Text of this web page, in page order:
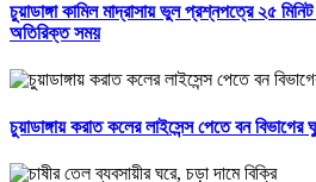
চুয়াডাঙ্গা কামিল মাদ্রাসায় ভুল প্রশ্নপত্রে ২৫ মিনিট
অতিরিক্ত সময়
চুয়াডাঙ্গায় করাত কলের লাইসেন্স পেতে বন বিভাগের